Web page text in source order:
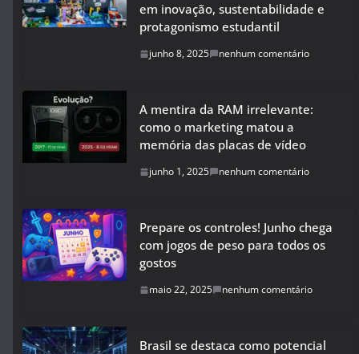
em inovação, sustentabilidade e
protagonismo estudantil
junho 8, 2025 nenhum comentário
A mentira da RAM irrelevante:
como o marketing matou a
memória das placas de vídeo
junho 1, 2025 nenhum comentário
Prepare os controles! Junho chega
com jogos de peso para todos os
gostos
maio 22, 2025 nenhum comentário
Brasil se destaca como potencial